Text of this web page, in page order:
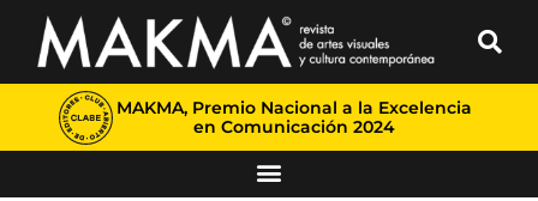
MAKMA, Premio Nacional a la Excelencia
en Comunicación 2024